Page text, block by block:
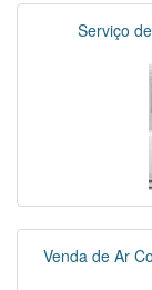
Serviço
Venda de Ar